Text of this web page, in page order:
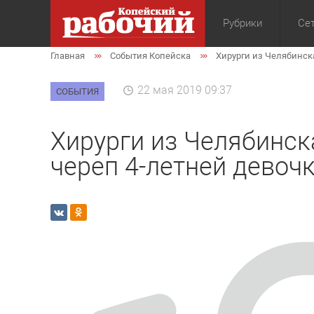
Рубрики
Общество
Главная События Копейска Хирурги из
СОБЫТИЯ 22 мая 2019 09:37
Хирурги из
череп 4-летней